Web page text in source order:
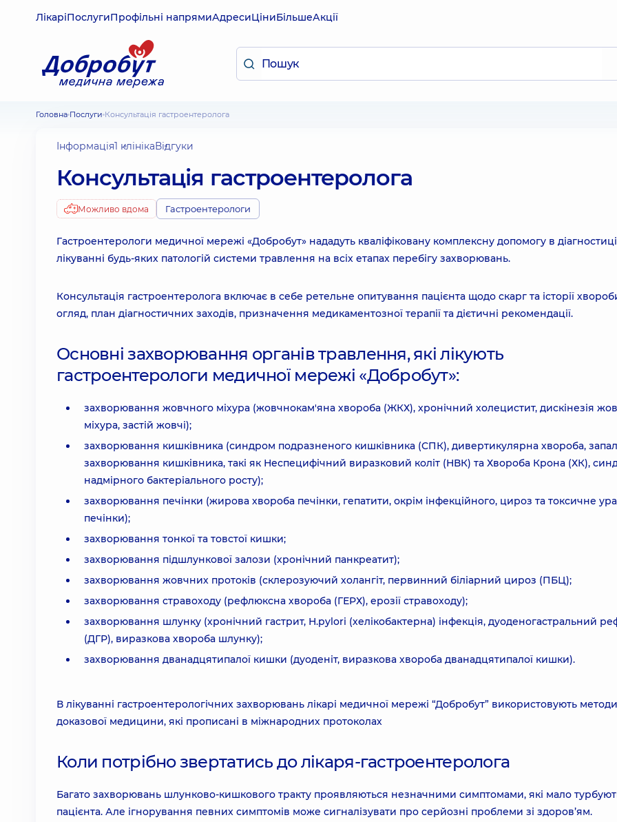
ЛікаріПослугиПрофільні напрямиАдресиЦіниБільшеАкції
Головна Послуги Консультація гастроентеролога
Інформація1 клінікаВідгуки
Консультація гастроентеролога
Можливо вдома Гастроентерологи
Гастроентерологи медичної мережі «Добробут» нададуть кваліфіковану комплексну допомогу в
лікуванні будь-яких патологій системи травлення на всіх етапах перебігу захворювань.
Консультація гастроентеролога включає в себе ретельне опитування пацієнта щодо скарг та історії
огляд, план діагностичних заходів, призначення медикаментозної терапії та дієтичні рекомендації.
Основні захворювання органів травлення, які лікують
гастроентерологи медичної мережі «Добробут»:
захворювання жовчного міхура (жовчнокам'яна хвороба (ЖКХ), хронічний холецистит, дискінезія
міхура, застій жовчі);
захворювання кишківника (синдром подразненого кишківника (СПК), дивертикулярна хвороба,
захворювання кишківника, такі як Неспецифічний виразковий коліт (НВК) та Хвороба Крона (ХК),
надмірного бактеріального росту);
захворювання печінки (жирова хвороба печінки, гепатити, окрім інфекційного, цироз та токсичне
печінки);
захворювання тонкої та товстої кишки;
захворювання підшлункової залози (хронічний панкреатит);
захворювання жовчних протоків (склерозуючий холангіт, первинний біліарний цироз (ПБЦ);
захворювання стравоходу (рефлюксна хвороба (ГЕРХ), ерозії стравоходу);
захворювання шлунку (хронічний гастрит, Н.pylori (хелікобактерна) інфекція, дуоденогастральний
(ДГР), виразкова хвороба шлунку);
захворювання дванадцятипалої кишки (дуоденіт, виразкова хвороба дванадцятипалої кишки).
В лікуванні гастроентерологічних захворювань лікарі медичної мережі “Добробут” використовують методи
доказової медицини, які прописані в міжнародних протоколах
Коли потрібно звертатись до лікаря-гастроентеролога
Багато захворювань шлунково-кишкового тракту проявляються незначними симптомами, які мало
пацієнта. Але ігнорування певних симптомів може сигналізувати про серйозні проблеми зі здоров’ям.